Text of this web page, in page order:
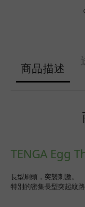
商品描述
TENGA Egg
長型刷頭，突襲刺激。
特別的密集長型突起紋